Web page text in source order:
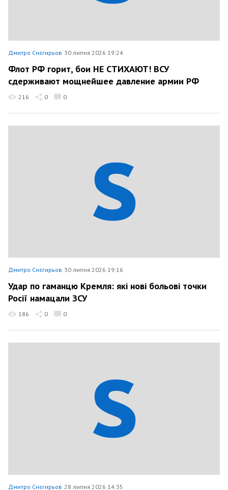
Дмитро Снєгирьов 30 липня 2026 19:24
Флот РФ горит, бои НЕ СТИХАЮТ! ВСУ
сдерживают мощнейшее давление армии РФ
216 0 0
Дмитро Снєгирьов 30 липня 2026 19:16
Удар по гаманцю Кремля: які нові больові точки
Росії намацали ЗСУ
186 0 0
Дмитро Снєгирьов 28 липня 2026 14:35